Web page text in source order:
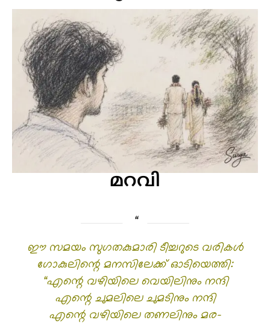
മറവി
ഈ സമയം സുഗതകുമാരി ടീച്ചറുടെ വരികൾ
ഗോകുലിന്റെ മനസിലേക്ക് ഓടിയെത്തി:
“എന്റെ വഴിയിലെ വെയിലിനും നന്ദി
എന്റെ ചുമലിലെ ചുമടിനും നന്ദി
എന്റെ വഴിയിലെ തണലിനും മര-